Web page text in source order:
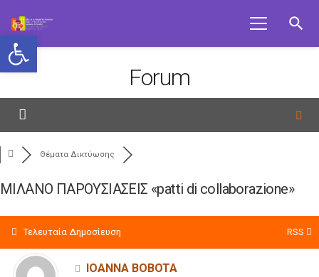
Ανοίξτε τη γραμμή εργαλείων
search
Forum
Θέματα Δικτύωσης
ΜΙΛΑΝΟ ΠΑΡΟΥΣΙΑΣΕΙΣ «patti di collaborazione»
Τελευταία Δημοσίευση RSS
IOANNA BOBOTA